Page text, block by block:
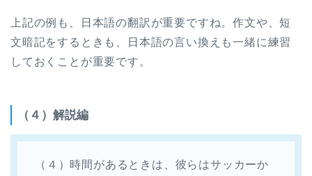
上記の例も、日本語の翻訳が重要ですね。作文や、短
文暗記をするときも、日本語の言い換えも一緒に練習
しておくことが重要です。
（４）解説編
（４）時間があるときは、彼らはサッカーか